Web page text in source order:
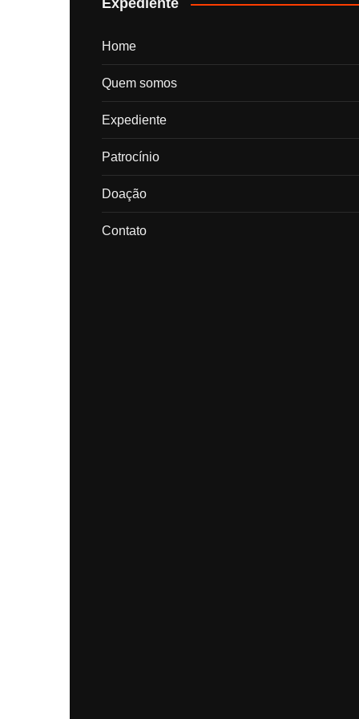
Expediente
Home
Quem somos
Expediente
Patrocínio
Doação
Contato